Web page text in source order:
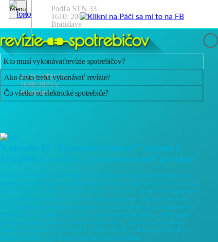
Podľa STN 33
1630:2025 v
Bratislave
Podľa STN 33
1610: 2002 v
Bratislave
Menu
Kto musí vykonávaťrevízie spotrebičov?
Ako často trebavykonávať revízie?
Čo všetko súelektrické spotrebiče?
V zmysle §9 "Kontrolná činnosť" zákona č.
124/2006 Z.z. ods.1 , je zamestnávateľ povinný:
sústavne kontrolovať a vyžadovať dodržiavanie právnych predpisov a
ostatných predpisov na zaistenie bezpečnosti a ochrany zdravia pri práci,
zásad bezpečnej práce, ochrany zdravia pri práci a bezpečného správania
na pracovisku a bezpečných pracovných postupov, najmä kontrolovať:
Stav bezpečnosti a ochrany zdravia pri práci vrátane stavu bezpečnosti
technických zariadení; na ten účel v intervaloch určených osobitnými
predpismi zabezpečovať kontrolu tohto stavu, meranie a hodnotenie
faktorov pracovného prostredia, úradné skúšky, odborné prehliadky a
odborné skúšky vyhradených technických zariadení .